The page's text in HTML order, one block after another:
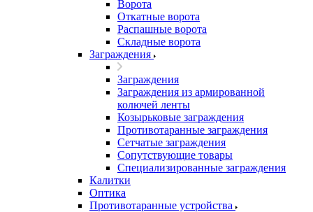
Ворота
Откатные ворота
Распашные ворота
Складные ворота
Заграждения
Заграждения
Заграждения из армированной
колючей ленты
Козырьковые заграждения
Противотаранные заграждения
Сетчатые заграждения
Сопутствующие товары
Специализированные заграждения
Калитки
Оптика
Противотаранные устройства